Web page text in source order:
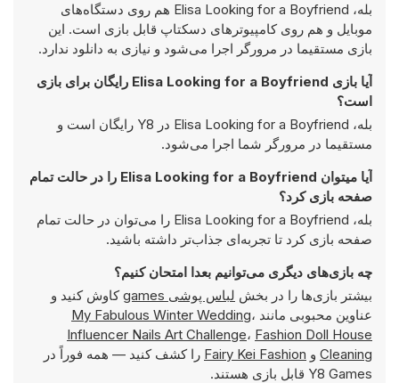
بله، Elisa Looking for a Boyfriend هم روی دستگاه‌های
موبایل و هم روی کامپیوترهای دسکتاپ قابل بازی است. این
بازی مستقیما در مرورگر اجرا می‌شود و نیازی به دانلود ندارد.
آیا بازی Elisa Looking for a Boyfriend رایگان برای بازی
است؟
بله، Elisa Looking for a Boyfriend در Y8 رایگان است و
مستقیما در مرورگر شما اجرا می‌شود.
آیا میتوان Elisa Looking for a Boyfriend را در حالت تمام
صفحه بازی کرد؟
بله، Elisa Looking for a Boyfriend را می‌توان در حالت تمام
صفحه بازی کرد تا تجربه‌ای جذاب‌تر داشته باشید.
چه بازی‌های دیگری می‌توانیم بعدا امتحان کنیم؟
بیشتر بازی‌ها را در بخش لباس پوشی games
کاوش کنید و
عناوین محبوبی مانند My Fabulous Winter Wedding،
Influencer Nails Art Challenge، Fashion Doll House
Cleaning و Fairy Kei Fashion را کشف کنید — همه فوراً در
Y8 Games قابل بازی هستند.